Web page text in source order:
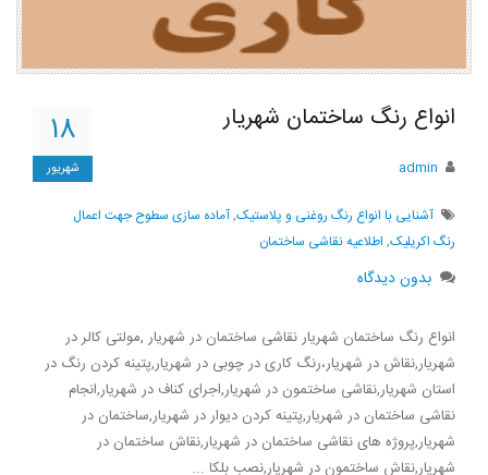
۱۸
شهریور
انواع رنگ ساختمان شهریار
admin
آشنایی با انواع رنگ روغنی و پلاستیک,آماده سازی سطوح جهت اعمال
رنگ اکریلیک, اطلاعیه نقاشی ساختمان
بدون دیدگاه
انواع رنگ ساختمان شهریار نقاشی ساختمان در شهریار ,مولتی کالر در
شهریار,نقاش در شهریار،رنگ کاری در چوبی در شهریار,پتینه کردن رنگ در
استان شهریار,نقاشی ساختمون در شهریار,اجرای کناف در شهریار,انجام
نقاشی ساختمان در شهریار,پتینه کردن دیوار در شهریار,ساختمان در
شهریار,پروژه های نقاشی ساختمان در شهریار,نقاش ساختمان در
شهریار,نقاش ساختمون در شهریار,نصب بلکا ...